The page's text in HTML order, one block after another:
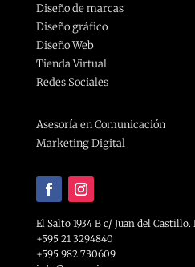
Diseño de marcas
Diseño gráfico
Diseño Web
Tienda Virtual
Redes Sociales
Asesoría en Comunicación
Marketing Digital
El Salto 1934 B c/ Juan del Castillo.
+595 21 3294840
+595 982 730609